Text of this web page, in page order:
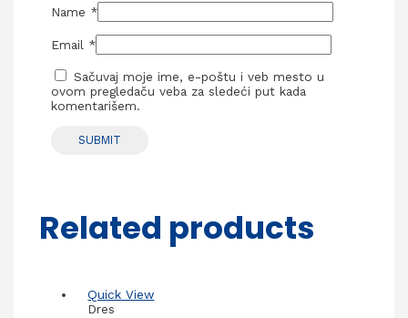
Name *
Email *
Sačuvaj moje ime, e-poštu i veb mesto u
ovom pregledaču veba za sledeći put kada
komentarišem.
Related products
Quick View
Dres